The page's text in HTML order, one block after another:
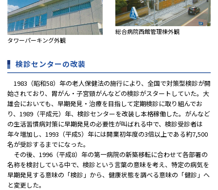
タワーパーキング外観
総合病院西館管理棟外観
検診センターの改装
1983（昭和58）年の老人保健法の施行により、全国で対策型検診が開
始されており、胃がん・子宮頸がんなどの検診がスタートしていた。大
雄会においても、早期発見・治療を目指して定期検診に取り組んでお
り、1989（平成元）年、検診センターを改装し本格稼働した。がんなど
の生活習慣病対策に早期発見の必要性が叫ばれる中で、検診受診者は
年々増加し、1993（平成5）年には開業初年度の3倍以上である約7,500
名が受診するまでになった。
その後、1996（平成8）年の第一病院の新築移転に合わせて各部署の
名称を検討している中で、検診という言葉の意味を考え、特定の病気を
早期発見する意味の「検診」から、健康状態を調べる意味の「健診」へ
と変更した。